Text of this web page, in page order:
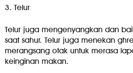
3. Telur
Telur juga mengenyangkan dan
saat sahur. Telur juga menekan
merangsang otak untuk merasa
keinginan makan.